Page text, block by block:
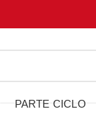
PARTE CICLO